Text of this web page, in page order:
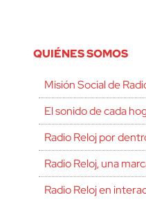
QUIÉNES SOMOS
Misión Social de
El sonido de cada
Radio Reloj por
Radio Reloj, una
Radio Reloj en